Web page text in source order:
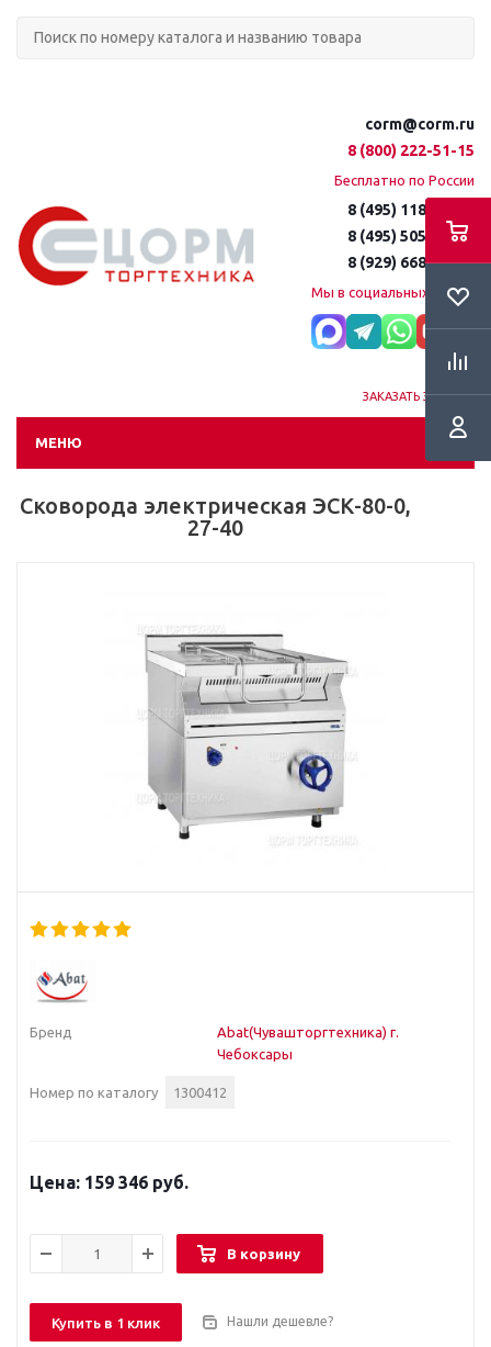
corm@corm.ru
8 (800) 222-51-15
Бесплатно по России
8 (495) 118-61-16
8 (495) 505-51-15
8 (929) 668-95-35
Мы в социальных сетях:
ЗАКАЗАТЬ ЗВОНОК
МЕНЮ
Сковорода электрическая ЭСК-80-0,
27-40
Бренд
Abat(Чувашторгтехника) г.
Чебоксары
Номер по каталогу 1300412
159 346 руб.
В корзину
Купить в 1 клик Нашли дешевле?